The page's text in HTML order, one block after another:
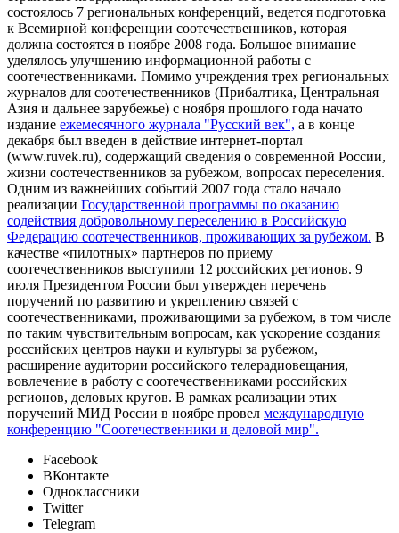
состоялось 7 региональных конференций, ведется подготовка
к Всемирной конференции соотечественников, которая
должна состоятся в ноябре 2008 года. Большое внимание
уделялось улучшению информационной работы с
соотечественниками. Помимо учреждения трех региональных
журналов для соотечественников (Прибалтика, Центральная
Азия и дальнее зарубежье) с ноября прошлого года начато
издание ежемесячного журнала "Русский век", а в конце
декабря был введен в действие интернет-портал
(www.ruvek.ru), содержащий сведения о современной России,
жизни соотечественников за рубежом, вопросах переселения.
Одним из важнейших событий 2007 года стало начало
реализации Государственной программы по оказанию
содействия добровольному переселению в Российскую
Федерацию соотечественников, проживающих за рубежом. В
качестве «пилотных» партнеров по приему
соотечественников выступили 12 российских регионов. 9
июля Президентом России был утвержден перечень
поручений по развитию и укреплению связей с
соотечественниками, проживающими за рубежом, в том числе
по таким чувствительным вопросам, как ускорение создания
российских центров науки и культуры за рубежом,
расширение аудитории российского телерадиовещания,
вовлечение в работу с соотечественниками российских
регионов, деловых кругов. В рамках реализации этих
поручений МИД России в ноябре провел международную
конференцию "Соотечественники и деловой мир".
Facebook
ВКонтакте
Одноклассники
Twitter
Telegram